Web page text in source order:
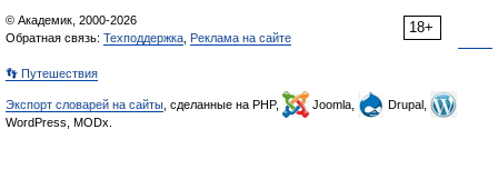
18+
© Академик, 2000-2026
Обратная связь: Техподдержка Реклама на сайте
👣 Путешествия
Экспорт словарей на сайты , сделанные на PHP, Joomla,
Drupal,
WordPress, MODx.